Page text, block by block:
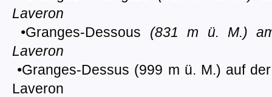
Laveron
•Granges-Dessous (831 m ü. M.)
Laveron
•Granges-Dessus (999 m ü. M.) auf
Laveron